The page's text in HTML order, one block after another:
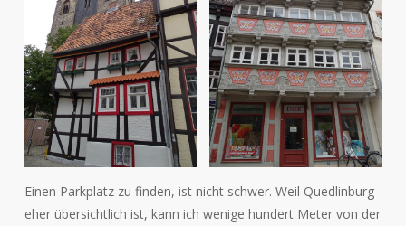
Einen Parkplatz zu finden, ist nicht schwer. Weil Quedlinburg
eher übersichtlich ist, kann ich wenige hundert Meter von der